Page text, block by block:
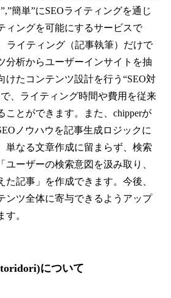
簡単”にSEOライティングを通じ
ィングを可能にするサービスで
ライティング（記事執筆）だけで
分析からユーザーインサイトを抽
けたコンテンツ設計を行う“SEO対
、ライティング時間や費用を従来
ことができます。また、chipperが
ノウハウを記事生成ロジックに
単なる文章作成に留まらず、検索
ユーザーの検索意図を汲み取り、
た記事」を作成できます。今後、
ンツ全体に寄与できるようアップ
。
について